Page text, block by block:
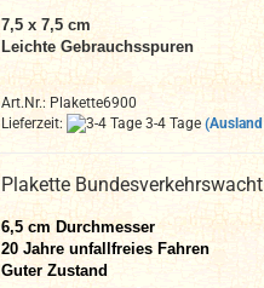
7,5 x 7,5 cm
Leichte Gebrauchsspuren
Art.Nr.: Plakette6900
Lieferzeit:
3-4 Tage
Plakette
6,5 cm Durchmesser
20 Jahre unfallfreies Fahren
Guter Zustand